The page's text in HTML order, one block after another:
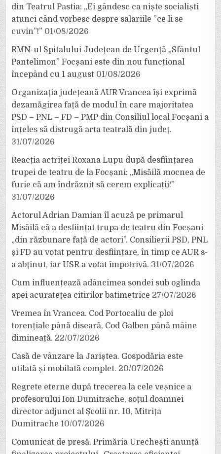
din Teatrul Pastia: „Ei gândesc ca niște socialiști
atunci când vorbesc despre salariile ”ce li se
cuvin”!” 01/08/2026
RMN-ul Spitalului Județean de Urgență „Sfântul
Pantelimon” Focșani este din nou funcțional
începând cu 1 august 01/08/2026
Organizația județeană AUR Vrancea își exprimă
dezamăgirea față de modul în care majoritatea
PSD – PNL – FD – PMP din Consiliul local Focșani a
înțeles să distrugă arta teatrală din județ.
31/07/2026
Reacția actriței Roxana Lupu după desființarea
trupei de teatru de la Focșani: „Misăilă mocnea de
furie că am îndrăznit să cerem explicații!”
31/07/2026
Actorul Adrian Damian îl acuză pe primarul
Misăilă că a desființat trupa de teatru din Focșani
„din răzbunare față de actori”. Consilierii PSD, PNL
și FD au votat pentru desființare, în timp ce AUR s-
a abținut, iar USR a votat împotrivă. 31/07/2026
Cum influențează adâncimea sondei sub oglinda
apei acuratețea citirilor batimetrice 27/07/2026
Vremea în Vrancea. Cod Portocaliu de ploi
torențiale până diseară, Cod Galben până mâine
dimineață. 22/07/2026
Casă de vânzare la Jariștea. Gospodăria este
utilată și mobilată complet. 20/07/2026
Regrete eterne după trecerea la cele veșnice a
profesorului Ion Dumitrache, soțul doamnei
director adjunct al Școlii nr. 10, Mitrița
Dumitrache 10/07/2026
Comunicat de presă. Primăria Urechești anunță